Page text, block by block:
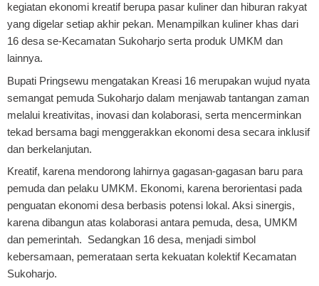
kegiatan ekonomi kreatif berupa pasar kuliner dan hiburan rakyat
yang digelar setiap akhir pekan. Menampilkan kuliner khas dari
16 desa se-Kecamatan Sukoharjo serta produk UMKM dan
lainnya.
Bupati Pringsewu mengatakan Kreasi 16 merupakan wujud nyata
semangat pemuda Sukoharjo dalam menjawab tantangan zaman
melalui kreativitas, inovasi dan kolaborasi, serta mencerminkan
tekad bersama bagi menggerakkan ekonomi desa secara inklusif
dan berkelanjutan.
Kreatif, karena mendorong lahirnya gagasan-gagasan baru para
pemuda dan pelaku UMKM. Ekonomi, karena berorientasi pada
penguatan ekonomi desa berbasis potensi lokal. Aksi sinergis,
karena dibangun atas kolaborasi antara pemuda, desa, UMKM
dan pemerintah. Sedangkan 16 desa, menjadi simbol
kebersamaan, pemerataan serta kekuatan kolektif Kecamatan
Sukoharjo.